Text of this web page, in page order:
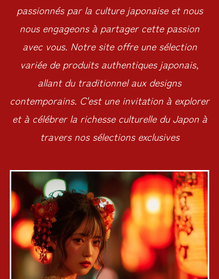
passionnés par la culture japonaise et nous
nous engageons à partager cette passion
avec vous. Notre site offre une sélection
variée de produits authentiques japonais,
allant du traditionnel aux designs
contemporains. C'est une invitation à explorer
et à célébrer la richesse culturelle du Japon à
travers nos sélections exclusives